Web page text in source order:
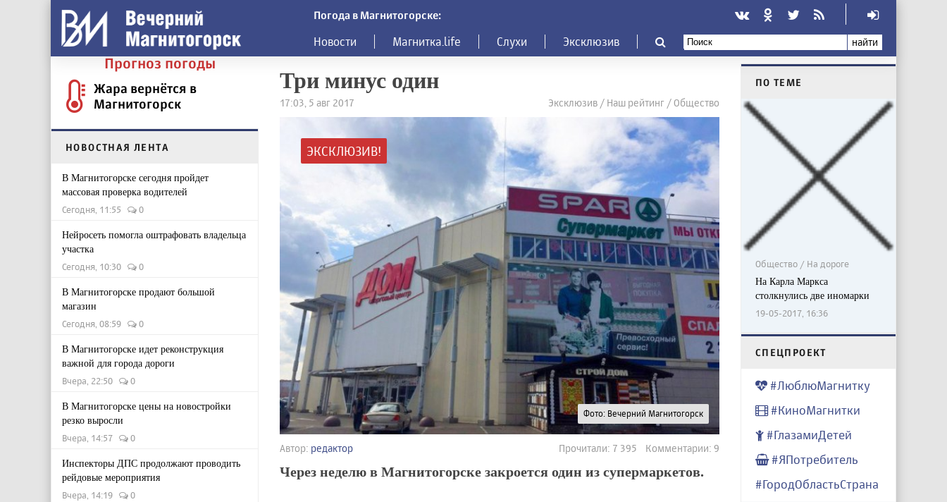
Погода в Магнитогорске:
Новости Магнитка.life Слухи Эксклюзив найти
Прогноз погоды
Жара вернётся в
Магнитогорск
НОВОСТНАЯ ЛЕНТА
В Магнитогорске сегодня пройдет
массовая проверка водителей
Сегодня, 11:55 0
Нейросеть помогла оштрафовать владельца
участка
Сегодня, 10:30 0
В Магнитогорске продают большой
магазин
Сегодня, 08:59 0
В Магнитогорске идет реконструкция
важной для города дороги
Вчера, 22:50 0
В Магнитогорске цены на новостройки
резко выросли
Вчера, 14:57 0
Инспекторы ДПС продолжают проводить
рейдовые мероприятия
Вчера, 14:19 0
Три минус один
17:03, 5 авг 2017 Эксклюзив / Наш рейтинг / Общество
ЭКСКЛЮЗИВ!
Фото: Вечерний Магнитогорск
Автор: редактор Прочитали: 7 395 Комментарии: 9
Через неделю в Магнитогорске закроется один из супермаркетов.
ПО ТЕМЕ
Общество / На дороге
На Карла Маркса
столкнулись две иномарки
19-05-2017, 16:36
CПЕЦПРОЕКТ
#ЛюблюМагнитку
#КиноМагнитки
#ГлазамиДетей
#ЯПотребитель
#ГородОбластьСтрана